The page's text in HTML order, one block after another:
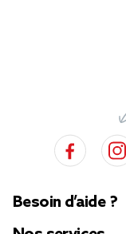
Besoin d’aide ?